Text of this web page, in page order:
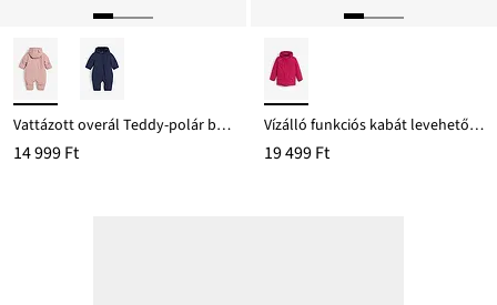
Vattázott overál Teddy-polár béléssel
14 999 Ft
Vízálló funkciós kabát levehető kapucnival és fényvisszaverős részletekkel
19 499 Ft